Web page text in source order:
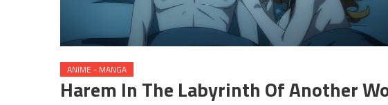
ANIME - MANGA
Harem In The Labyrinth Of Another